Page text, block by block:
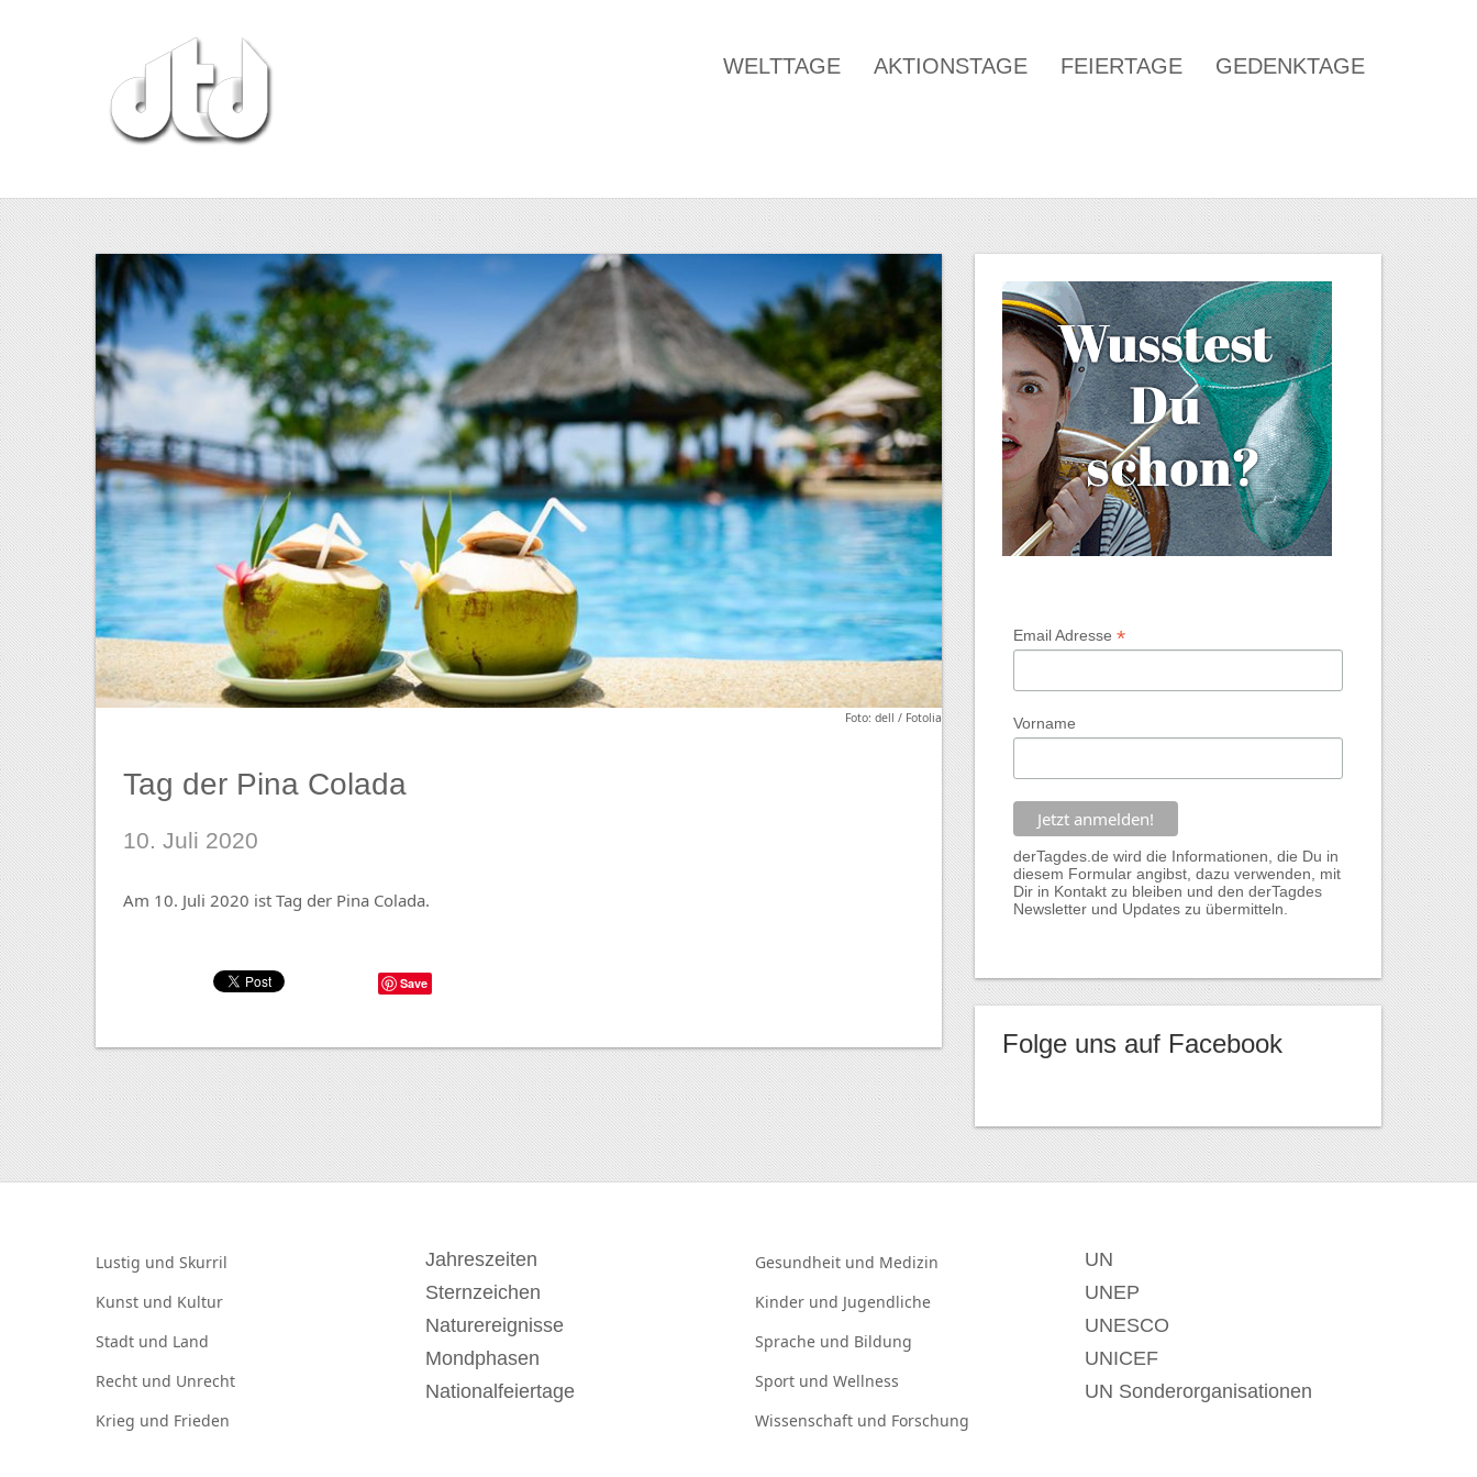
WELTTAGE AKTIONSTAGE FEIERTAGE GEDENKTAGE
Foto: dell / Fotolia
Tag der Pina Colada
10. Juli 2020
Am 10. Juli 2020 ist Tag der Pina Colada.
Save
Email Adresse *
Vorname
derTagdes.de wird die Informationen, die Du in
diesem Formular angibst, dazu verwenden, mit
Dir in Kontakt zu bleiben und den derTagdes
Newsletter und Updates zu übermitteln.
Folge uns auf Facebook
Lustig und Skurril
Kunst und Kultur
Stadt und Land
Recht und Unrecht
Krieg und Frieden
Jahreszeiten
Sternzeichen
Naturereignisse
Mondphasen
Nationalfeiertage
Gesundheit und Medizin
Kinder und Jugendliche
Sprache und Bildung
Sport und Wellness
Wissenschaft und Forschung
UN
UNEP
UNESCO
UNICEF
UN Sonderorganisationen